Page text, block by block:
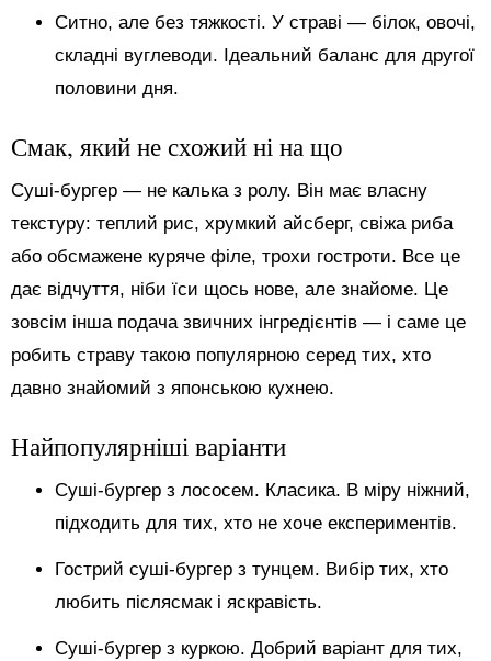
Ситно, але без тяжкості. У страві — білок, овочі,
складні вуглеводи. Ідеальний баланс для другої
половини дня.
Смак, який не схожий ні на що
Суші-бургер — не калька з ролу. Він має власну
текстуру: теплий рис, хрумкий айсберг, свіжа риба
або обсмажене куряче філе, трохи гостроти. Все це
дає відчуття, ніби їси щось нове, але знайоме. Це
зовсім інша подача звичних інгредієнтів — і саме це
робить страву такою популярною серед тих, хто
давно знайомий з японською кухнею.
Найпопулярніші варіанти
Суші-бургер з лососем. Класика. В міру ніжний,
підходить для тих, хто не хоче експериментів.
Гострий суші-бургер з тунцем. Вибір тих, хто
любить післясмак і яскравість.
Суші-бургер з куркою. Добрий варіант для тих,